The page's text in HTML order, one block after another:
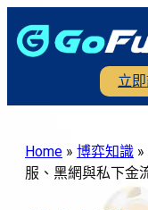
至
內
立
Home » 博弈知識 »
服、黑網與私下金